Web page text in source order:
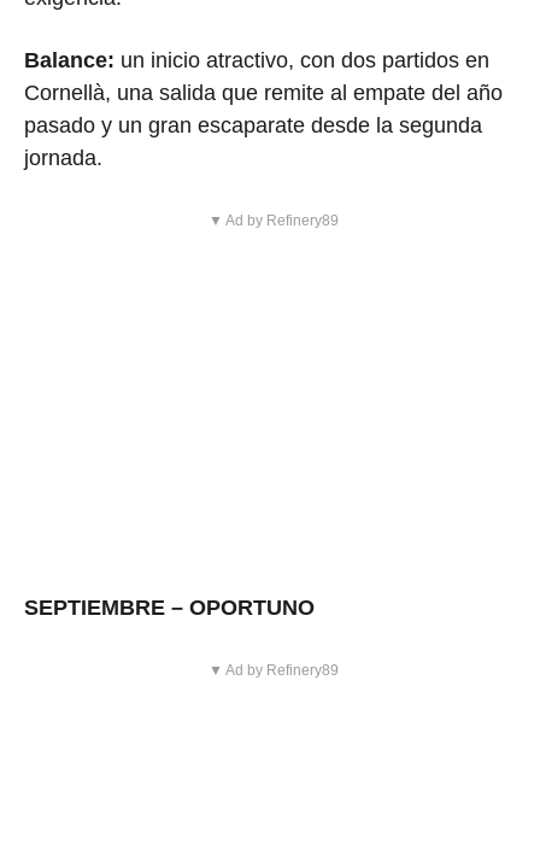
Balance: un inicio atractivo, con dos partidos en
Cornellà, una salida que remite al empate del año
pasado y un gran escaparate desde la segunda
jornada.
▼ Ad by Refinery89
SEPTIEMBRE – OPORTUNO
▼ Ad by Refinery89